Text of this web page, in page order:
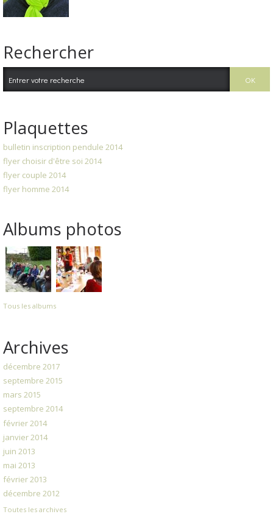
Rechercher
Plaquettes
bulletin inscription pendule 2014
flyer choisir d'être soi 2014
flyer couple 2014
flyer homme 2014
Albums photos
Tous les albums
Archives
décembre 2017
septembre 2015
mars 2015
septembre 2014
février 2014
janvier 2014
juin 2013
mai 2013
février 2013
décembre 2012
Toutes les archives